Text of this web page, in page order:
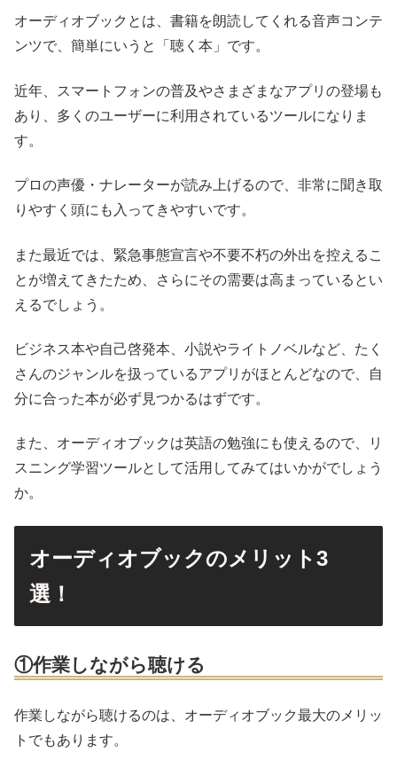
オーディオブックとは、書籍を朗読してくれる音声コンテ
ンツで、簡単にいうと「聴く本」です。
近年、スマートフォンの普及やさまざまなアプリの登場も
あり、多くのユーザーに利用されているツールになりま
す。
プロの声優・ナレーターが読み上げるので、非常に聞き取
りやすく頭にも入ってきやすいです。
また最近では、緊急事態宣言や不要不朽の外出を控えるこ
とが増えてきたため、さらにその需要は高まっているとい
えるでしょう。
ビジネス本や自己啓発本、小説やライトノベルなど、たく
さんのジャンルを扱っているアプリがほとんどなので、自
分に合った本が必ず見つかるはずです。
また、オーディオブックは英語の勉強にも使えるので、リ
スニング学習ツールとして活用してみてはいかがでしょう
か。
オーディオブックのメリット3
選！
①作業しながら聴ける
作業しながら聴けるのは、オーディオブック最大のメリッ
トでもあります。